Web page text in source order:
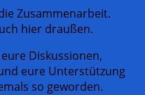
Zusammenarbeit.
hier draußen.
Diskussionen,
eure Unterstützung
so geworden.